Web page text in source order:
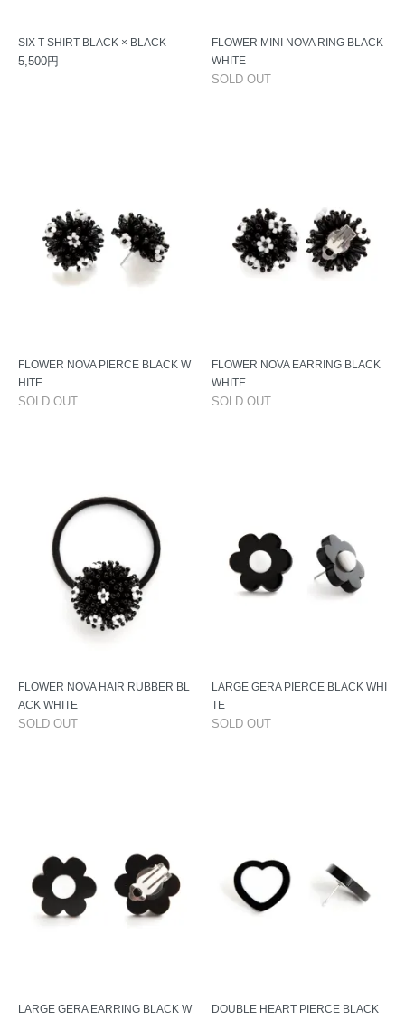
SIX T-SHIRT BLACK × BLACK
5,500円
FLOWER MINI NOVA RING BLACK
WHITE
SOLD OUT
FLOWER NOVA PIERCE BLACK W
HITE
SOLD OUT
FLOWER NOVA EARRING BLACK
WHITE
SOLD OUT
FLOWER NOVA HAIR RUBBER BL
ACK WHITE
SOLD OUT
LARGE GERA PIERCE BLACK WHI
TE
SOLD OUT
LARGE GERA EARRING BLACK W
DOUBLE HEART PIERCE BLACK